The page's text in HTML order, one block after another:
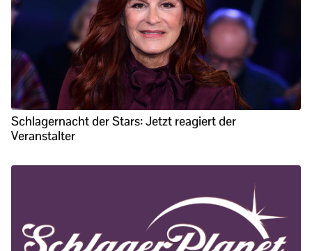
Schlagernacht der Stars: Jetzt reagiert der
Veranstalter